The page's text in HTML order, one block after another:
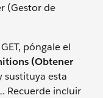
(Gestor de
póngale el
(Obtener
sustituya esta
Recuerde incluir